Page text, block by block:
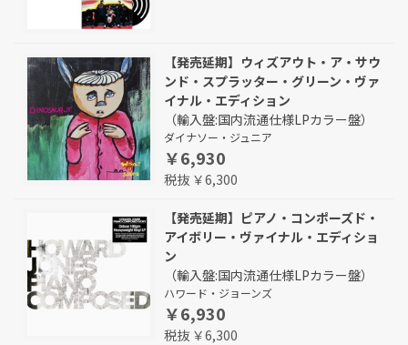
【発売延期】ウィズアウト・ア・サウ
ンド・スプラッター・グリーン・ヴァ
イナル・エディション
（輸入盤:国内流通仕様LPカラー盤）
ダイナソー・ジュニア
￥6,930
税抜 ￥6,300
【発売延期】ピアノ・コンポーズド・
アイボリー・ヴァイナル・エディショ
ン
（輸入盤:国内流通仕様LPカラー盤）
ハワード・ジョーンズ
￥6,930
税抜 ￥6,300